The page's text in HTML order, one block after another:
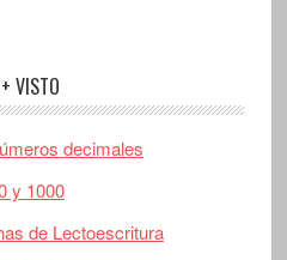
VISTO
decimales
y 1000
de Lectoescritura